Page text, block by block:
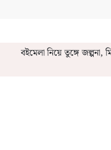
বইমেলা নিয়ে তুঙ্গে জল্পনা,